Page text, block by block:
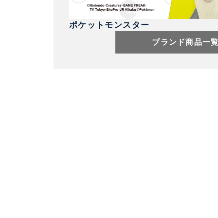
ポケットモンスター
ブランド商品一